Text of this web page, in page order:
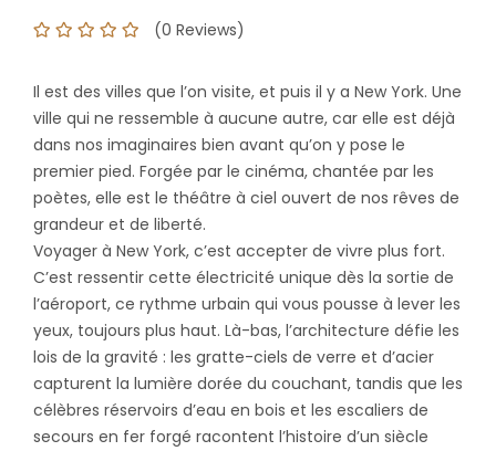
(0 Reviews)
Il est des villes que l’on visite, et puis il y a New York. Une
ville qui ne ressemble à aucune autre, car elle est déjà
dans nos imaginaires bien avant qu’on y pose le
premier pied. Forgée par le cinéma, chantée par les
poètes, elle est le théâtre à ciel ouvert de nos rêves de
grandeur et de liberté.
Voyager à New York, c’est accepter de vivre plus fort.
C’est ressentir cette électricité unique dès la sortie de
l’aéroport, ce rythme urbain qui vous pousse à lever les
yeux, toujours plus haut. Là-bas, l’architecture défie les
lois de la gravité : les gratte-ciels de verre et d’acier
capturent la lumière dorée du couchant, tandis que les
célèbres réservoirs d’eau en bois et les escaliers de
secours en fer forgé racontent l’histoire d’un siècle